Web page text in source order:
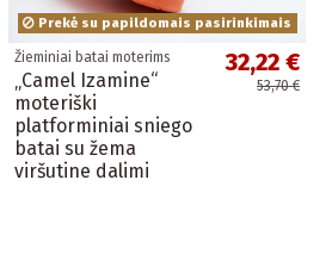
Prekė su papildomais pasirinkimais
Žieminiai batai moterims
„Camel Izamine“
moteriški
platforminiai sniego
batai su žema
viršutine dalimi
32,22 €
53,70 €